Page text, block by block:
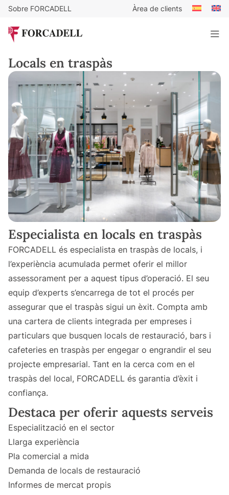
Sobre FORCADELL Àrea de clients
Locals en traspàs
Especialista en locals en traspàs
FORCADELL és especialista en traspàs de locals, i
l’experiència acumulada permet oferir el millor
assessorament per a aquest tipus d’operació. El seu
equip d’experts s’encarrega de tot el procés per
assegurar que el traspàs sigui un èxit. Compta amb
una cartera de clients integrada per empreses i
particulars que busquen locals de restauració, bars i
cafeteries en traspàs per engegar o engrandir el seu
projecte empresarial. Tant en la cerca com en el
traspàs del local, FORCADELL és garantia d’èxit i
confiança.
Destaca per oferir aquests serveis
Especialització en el sector
Llarga experiència
Pla comercial a mida
Demanda de locals de restauració
Informes de mercat propis